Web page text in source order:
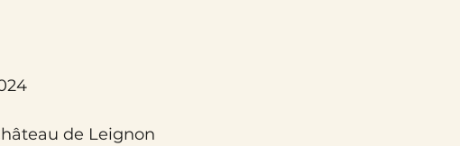
de Leignon